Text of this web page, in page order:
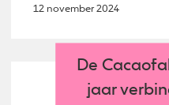
12 november 2024
De
jaar